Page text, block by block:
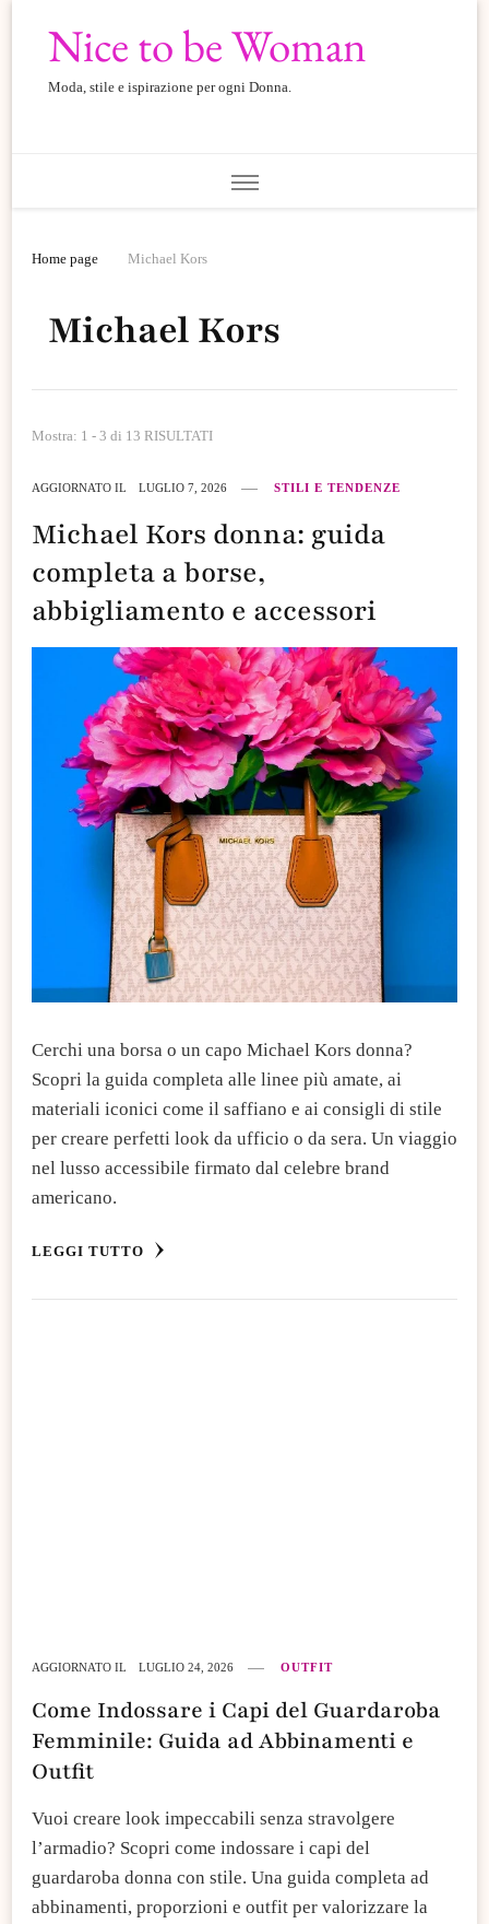
Nice to be Woman
Moda, stile e ispirazione per ogni Donna.
Home page Michael Kors
Michael Kors
Mostra: 1 - 3 di 13 RISULTATI
AGGIORNATO IL LUGLIO 7, 2026 STILI E TENDENZE
Michael Kors donna: guida
completa a borse,
abbigliamento e accessori
Cerchi una borsa o un capo Michael Kors donna?
Scopri la guida completa alle linee più amate, ai
materiali iconici come il saffiano e ai consigli di stile
per creare perfetti look da ufficio o da sera. Un viaggio
nel lusso accessibile firmato dal celebre brand
americano.
LEGGI TUTTO
AGGIORNATO IL LUGLIO 24, 2026 OUTFIT
Come Indossare i Capi del Guardaroba
Femminile: Guida ad Abbinamenti e
Outfit
Vuoi creare look impeccabili senza stravolgere
l’armadio? Scopri come indossare i capi del
guardaroba donna con stile. Una guida completa ad
abbinamenti, proporzioni e outfit per valorizzare la